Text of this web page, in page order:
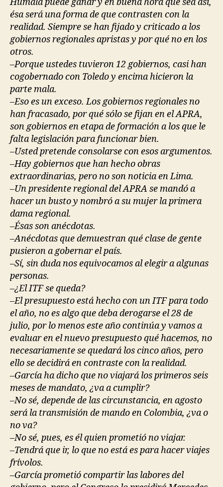
ésa será una forma de que contrasten con la
realidad. Siempre se han fijado y criticado a los
gobiernos regionales apristas y por qué no en los
otros.
–Porque ustedes tuvieron 12 gobiernos, casi han
cogobernado con Toledo y encima hicieron la
parte mala.
–Eso es un exceso. Los gobiernos regionales no
han fracasado, por qué sólo se fijan en el APRA,
son gobiernos en etapa de formación a los que le
falta legislación para funcionar bien.
–Usted pretende consolarse con esos argumentos.
–Hay gobiernos que han hecho obras
extraordinarias, pero no son noticia en Lima.
–Un presidente regional del APRA se mandó a
hacer un busto y nombró a su mujer la primera
dama regional.
–Ésas son anécdotas.
–Anécdotas que demuestran qué clase de gente
pusieron a gobernar el país.
–Sí, sin duda nos equivocamos al elegir a algunas
personas.
–¿El ITF se queda?
–El presupuesto está hecho con un ITF para todo
el año, no es algo que deba derogarse el 28 de
julio, por lo menos este año continúa y vamos a
evaluar en el nuevo presupuesto qué hacemos, no
necesariamente se quedará los cinco años, pero
ello se decidirá en contraste con la realidad.
–García ha dicho que no viajará los primeros seis
meses de mandato, ¿va a cumplir?
–No sé, depende de las circunstancia, en agosto
será la transmisión de mando en Colombia, ¿va o
no va?
–No sé, pues, es él quien prometió no viajar.
–Tendrá que ir, lo que no está es para hacer viajes
frívolos.
–García prometió compartir las labores del